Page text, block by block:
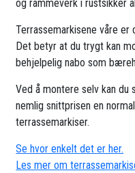
og rammeverk i rustsikker
Terrassemarkisene våre er
Det betyr at du trygt kan
behjelpelig nabo som
Ved å montere selv kan
nemlig snittprisen en
terrassemarkiser.
Se hvor enkelt det er her.
Les mer om